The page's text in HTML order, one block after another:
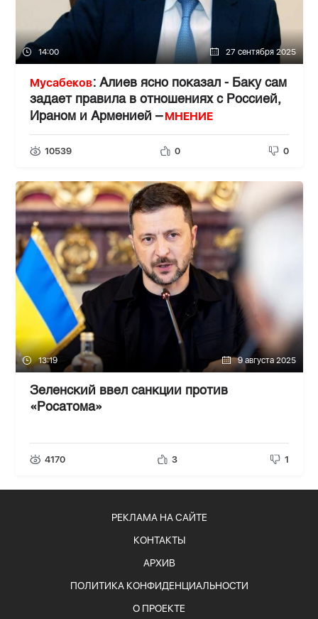
14:00 27 сентября 2025
Мусабеков: Алиев ясно показал - Баку сам
задает правила в отношениях с Россией,
Ираном и Арменией –МНЕНИЕ
10539 0 0
13:19 9 августа 2025
Зеленский ввел санкции против
«Росатома»
4170 3 1
РЕКЛАМА НА САЙТЕ
КОНТАКТЫ
АРХИВ
ПОЛИТИКА КОНФИДЕНЦИАЛЬНОСТИ
О ПРОЕКТЕ